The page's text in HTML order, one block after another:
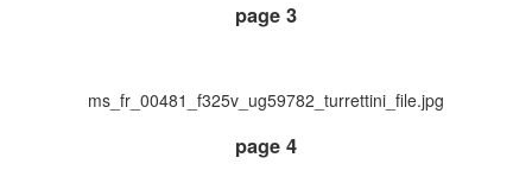
page 3
ms_fr_00481_f325v_ug59782_turrettini_file.jpg
page 4